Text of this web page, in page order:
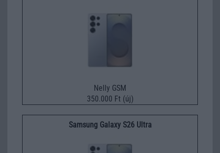
Nelly GSM
350.000 Ft (új)
Samsung Galaxy S26 Ultra